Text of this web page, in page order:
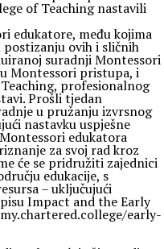
of Teaching nastavili
edukatore, među kojima
ovih i sličnih
suradnji Montessori
Montessori pristupa, i
profesionalnog
Prošli tjedan
u pružanju izvrsnog
nastavku uspješne
edukatora
za svoj rad kroz
će se pridružiti zajednici
edukacije, s
– uključujući
Impact and the Early
early-